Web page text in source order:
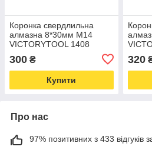
Коронка свердлильна
алмазна 8*30мм M14
VICTORYTOOL 1408
300 ₴
Купити
320
Про нас
97% позитивних з 433 відгуків